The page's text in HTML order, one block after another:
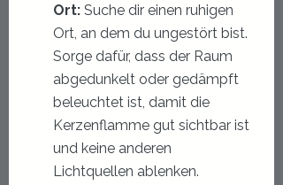
Ort: Suche dir einen ruhigen
Ort, an dem du ungestört bist.
Sorge dafür, dass der Raum
abgedunkelt oder gedämpft
beleuchtet ist, damit die
Kerzenflamme gut sichtbar ist
und keine anderen
Lichtquellen ablenken.